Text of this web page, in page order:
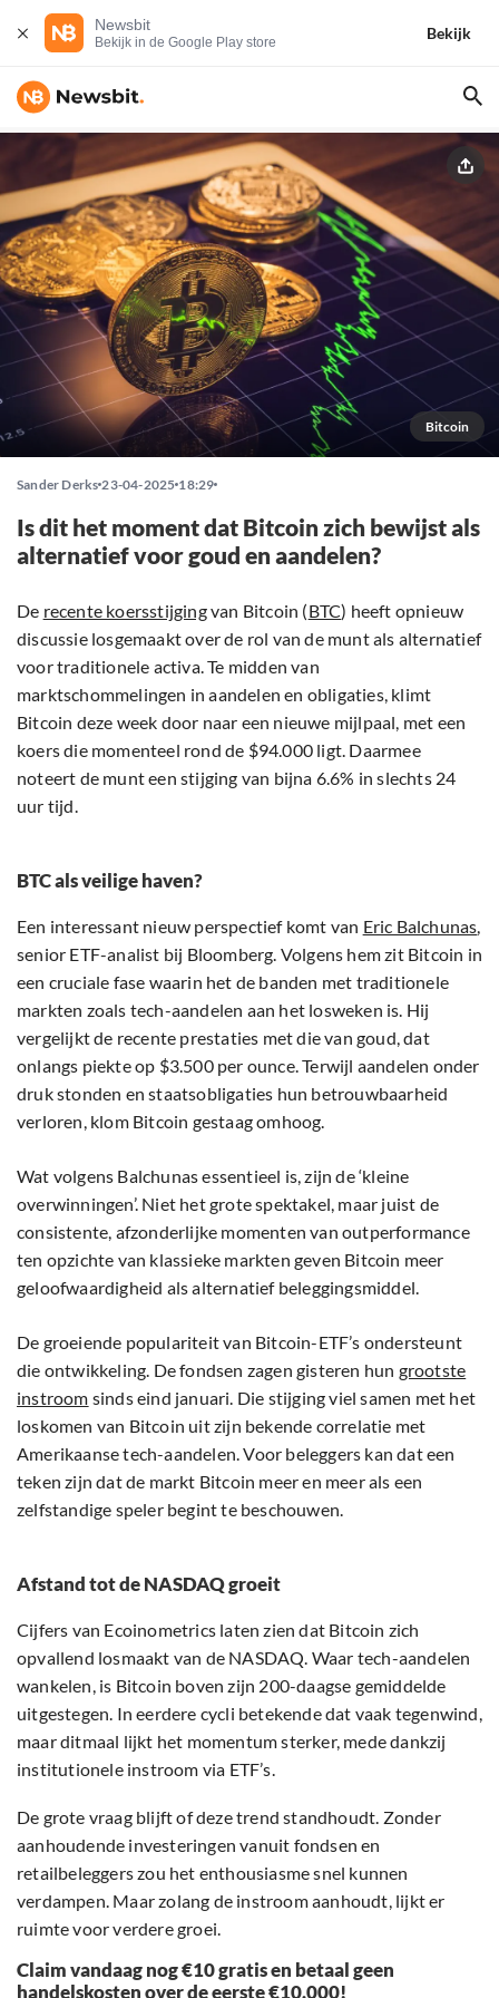
Newsbit
Bekijk in de Google Play store
Bekijk
Bitcoin
Sander Derks 23-04-2025 18:29
Is dit het moment dat Bitcoin zich bewijst als
alternatief voor goud en aandelen?
De recente koersstijgingvan Bitcoin (BTC) heeft opnieuw
discussie losgemaakt over de rol van de munt als alternatief
voor traditionele activa. Te midden van
marktschommelingen in aandelen en obligaties, klimt
Bitcoin deze week door naar een nieuwe mijlpaal, met een
koers die momenteel rond de $94.000 ligt. Daarmee
noteert de munt een stijging van bijna 6.6% in slechts 24
uur tijd.
BTC als veilige haven?
Een interessant nieuw perspectief komt van Eric Balchunas,
senior ETF-analist bij Bloomberg. Volgens hem zit Bitcoin in
een cruciale fase waarin het de banden met traditionele
markten zoals tech-aandelen aan het losweken is. Hij
vergelijkt de recente prestaties met die van goud, dat
onlangs piekte op $3.500 per ounce. Terwijl aandelen onder
druk stonden en staatsobligaties hun betrouwbaarheid
verloren, klom Bitcoin gestaag omhoog.
Wat volgens Balchunas essentieel is, zijn de ‘kleine
overwinningen’. Niet het grote spektakel, maar juist de
consistente, afzonderlijke momenten van outperformance
ten opzichte van klassieke markten geven Bitcoin meer
geloofwaardigheid als alternatief beleggingsmiddel.
De groeiende populariteit van Bitcoin-ETF’s ondersteunt
die ontwikkeling. De fondsen zagen gisteren hun grootste
instroom sinds eind januari. Die stijging viel samen met het
loskomen van Bitcoin uit zijn bekende correlatie met
Amerikaanse tech-aandelen. Voor beleggers kan dat een
teken zijn dat de markt Bitcoin meer en meer als een
zelfstandige speler begint te beschouwen.
Afstand tot de NASDAQ groeit
Cijfers van Ecoinometrics laten zien dat Bitcoin zich
opvallend losmaakt van de NASDAQ. Waar tech-aandelen
wankelen, is Bitcoin boven zijn 200-daagse gemiddelde
uitgestegen. In eerdere cycli betekende dat vaak tegenwind,
maar ditmaal lijkt het momentum sterker, mede dankzij
institutionele instroom via ETF’s.
De grote vraag blijft of deze trend standhoudt. Zonder
aanhoudende investeringen vanuit fondsen en
retailbeleggers zou het enthousiasme snel kunnen
verdampen. Maar zolang de instroom aanhoudt, lijkt er
ruimte voor verdere groei.
Claim vandaag nog €10 gratis en betaal geen
handelskosten over de eerste €10.000!